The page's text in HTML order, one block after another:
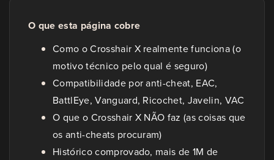
O que esta página cobre
Como o Crosshair X realmente funciona (o
motivo técnico pelo qual é seguro)
Compatibilidade por anti-cheat, EAC,
BattlEye, Vanguard, Ricochet, Javelin, VAC
O que o Crosshair X NÃO faz (as coisas que
os anti-cheats procuram)
Histórico comprovado, mais de 1M de